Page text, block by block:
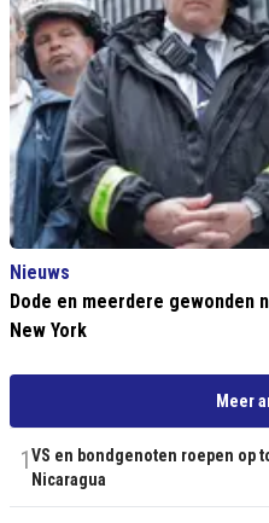
Nieuws
Dode en meerdere gewonden
New York
Meer
1VS en bondgenoten roepen op
Nicaragua